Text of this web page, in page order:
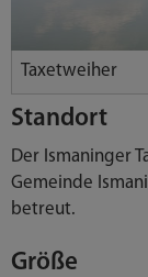
Taxetweiher
Standort
Der Ismaninger
Gemeinde
betreut.
Größe